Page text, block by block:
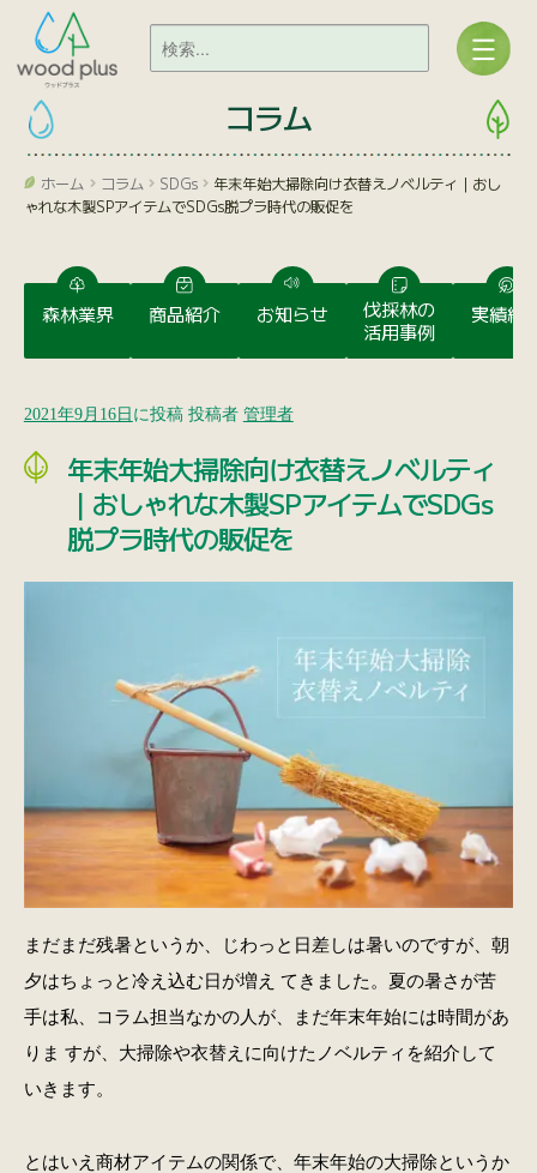
コラム
ホーム コラム SDGs
年末年始大掃除向け衣替えノベルティ｜おし
ゃれな木製SPアイテムでSDGs脱プラ時代の販促を
森林業界 商品紹介 お知らせ
伐採林の
活用事例
実績紹
2021年9月16日 に投稿 投稿者 管理者
年末年始大掃除向け衣替えノベルティ
｜おしゃれな木製SPアイテムでSDGs
脱プラ時代の販促を
まだまだ残暑というか、じわっと日差しは暑いのですが、朝
夕はちょっと冷え込む日が増え てきました。夏の暑さが苦
手は私、コラム担当なかの人が、まだ年末年始には時間があ
りま すが、大掃除や衣替えに向けたノベルティを紹介して
いきます。
とはいえ商材アイテムの関係で、年末年始の大掃除というか